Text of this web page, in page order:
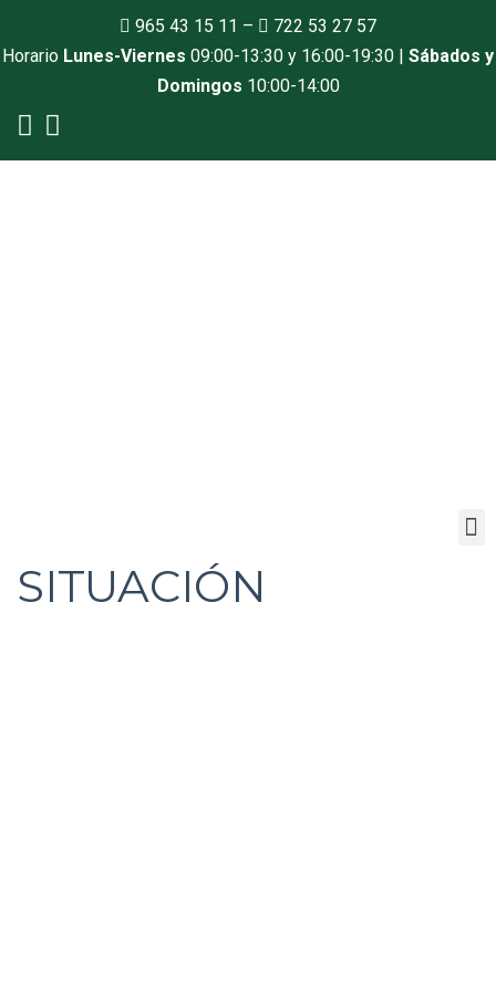
965 43 15 11 –
722 53 27 57
Horario Lunes-Viernes 09:00-13:30 y 16:00-19:30 | Sábados y
Domingos 10:00-14:00
SITUACIÓN